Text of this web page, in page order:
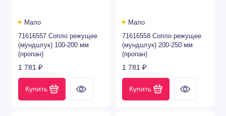
Мало
71616557 Сопло режущее
(мундштук) 100-200 мм
(пропан)
1 781 ₽
Купить
Мало
71616558 Сопло режущее
(мундштук) 200-250 мм
(пропан)
1 781 ₽
Купить